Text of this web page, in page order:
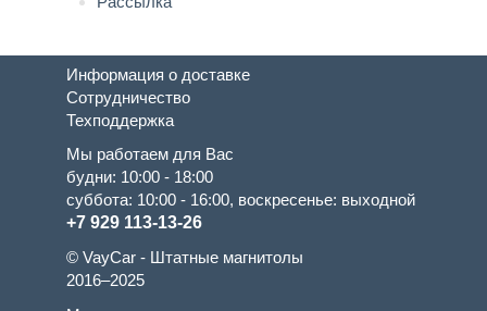
Информация о доставке
Сотрудничество
Техподдержка
Мы работаем для Вас
будни: 10:00 - 18:00
суббота: 10:00 - 16:00, воскресенье: выходной
+7 929 113-13-26
© VayCar - Штатные магнитолы
2016–2025